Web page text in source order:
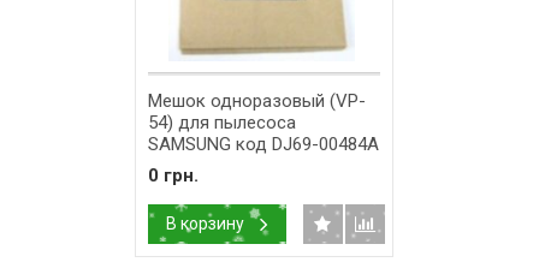
Мешок одноразовый (VP-
54) для пылесоса
SAMSUNG код DJ69-00484A
0 грн.
В корзину